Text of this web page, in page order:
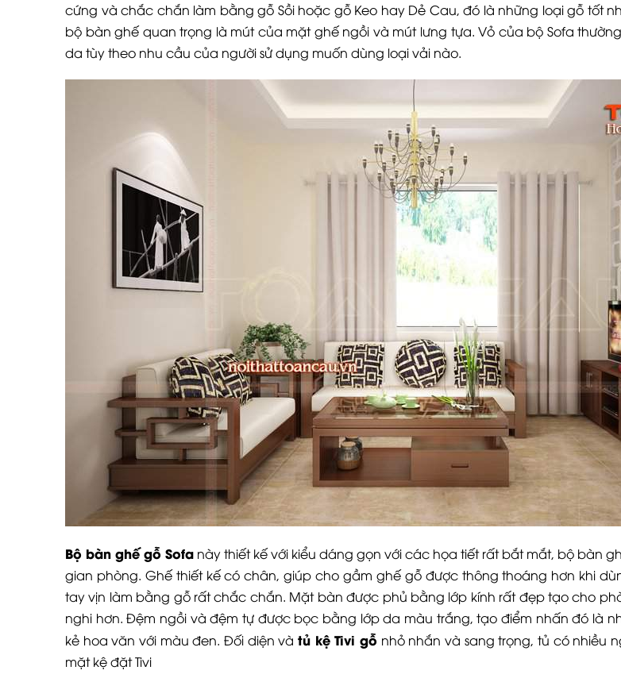
cứng và chắc chắn làm bằng gỗ Sồi hoặc gỗ Keo hay Dẻ Cau, đó là những loại gỗ tốt
bộ bàn ghế quan trọng là mút của mặt ghế ngồi và mút lưng tựa. Vỏ của bộ Sofa
da tùy theo nhu cầu của người sử dụng muốn dùng loại vải nào.
Bộ bàn ghế gỗ Sofa này thiết kế với kiểu dáng gọn với các họa tiết rất bắt mắt, bộ bàn
gian phòng. Ghế thiết kế có chân, giúp cho gầm ghế gỗ được thông thoáng hơn khi
tay vịn làm bằng gỗ rất chắc chắn. Mặt bàn được phủ bằng lớp kính rất đẹp tạo cho
nghi hơn. Đệm ngồi và đệm tự được bọc bằng lớp da màu trắng, tạo điểm nhấn đó là
kẻ hoa văn với màu đen. Đối diện và tủ kệ Tivi gỗ nhỏ nhắn và sang trọng, tủ có nhiều
mặt kệ đặt Tivi